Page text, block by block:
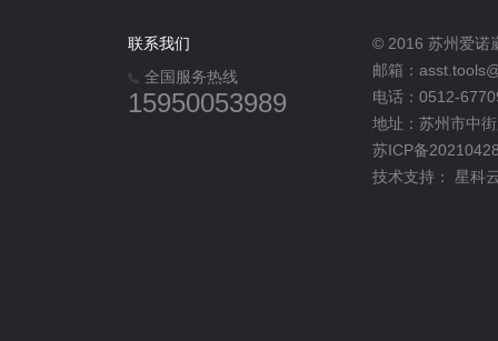
联系我们
全国服务热线
15950053989
© 2016 苏州爱诺
邮箱：
电话：0512-
地址：苏州市中
苏ICP备
技术支持： 星科